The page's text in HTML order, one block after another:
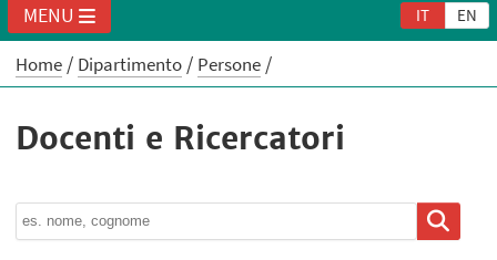
IT EN
MENU
Home Dipartimento Persone
Docenti e Ricercatori